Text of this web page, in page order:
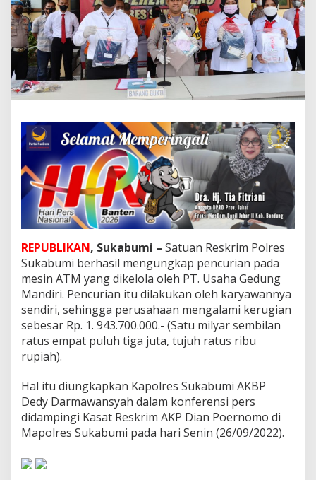
h
a
s
i
l
U
n
a
p
P
e
n
c
u
r
i
n
U
n
g
M
i
l
y
a
n
R
u
p
REPUBLIKAN, Sukabumi – Satuan Reskrim Polres
Sukabumi berhasil mengungkap pencurian pada
mesin ATM yang dikelola oleh PT. Usaha Gedung
Mandiri. Pencurian itu dilakukan oleh karyawannya
sendiri, sehingga perusahaan mengalami kerugian
sebesar Rp. 1. 943.700.000.- (Satu milyar sembilan
ratus empat puluh tiga juta, tujuh ratus ribu
rupiah).
Hal itu diungkapkan Kapolres Sukabumi AKBP
Dedy Darmawansyah dalam konferensi pers
didampingi Kasat Reskrim AKP Dian Poernomo di
Mapolres Sukabumi pada hari Senin (26/09/2022).